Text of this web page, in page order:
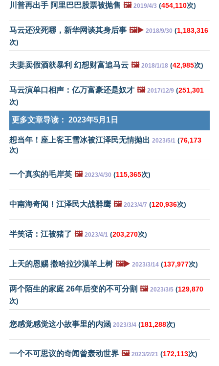
川普再出手 阿里巴巴股票被抛售 🖼️ 2019/4/3 (454,110次)
马云还没死哪，新华网谈其身后事 🖼️▶️ 2018/9/30 (1,183,316
次)
夫妻卖假酒获暴利 幻想财富追马云 🖼️ 2018/1/18 (42,985次)
马云演单口相声：亿万富豪还是奴才 🖼️ 2017/12/9 (251,301
次)
更多文章导读： 2023年5月1日
想当年！座上客王雪冰被江泽民无情抛出 2023/5/1 (76,173
次)
一个真实的毛岸英 🖼️ 2023/4/30 (115,365次)
中南海奇闻！江泽民大战群鹰 🖼️ 2023/4/7 (120,936次)
半笑话：江被猪了 🖼️ 2023/4/1 (203,270次)
上天的恩赐 撒哈拉沙漠羊上树 🖼️▶️ 2023/3/14 (137,977次)
两个陌生的家庭 26年后变的不可分割 🖼️ 2023/3/5 (129,870
次)
您感觉感觉这小故事里的内涵 2023/3/4 (181,288次)
一个不可思议的奇闻曾轰动世界 🖼️ 2023/2/21 (172,113次)